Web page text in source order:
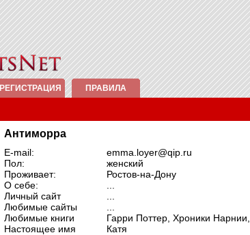
РЕГИСТРАЦИЯ ПРАВИЛА
Антиморра
E-mail:
emma.loyer@qip.ru
Пол:
женский
Проживает:
Ростов-на-Дону
О себе:
Личный сайт
Любимые сайты
Любимые книги
Гарри Поттер, Хроники
Настоящее имя
Катя